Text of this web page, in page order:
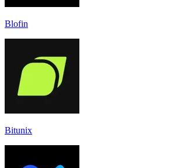
Blofin
Bitunix